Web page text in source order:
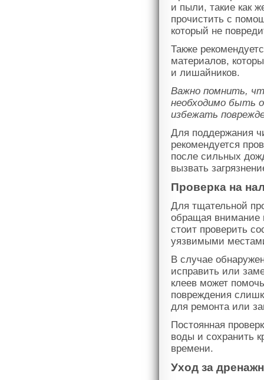
и пыли, такие как
прочистить с
который не
Также
материалов,
и лишайников.
Важно помнить,
необходимо быть
избежать
Для поддержания
рекомендуется
после сильных
вызвать
Проверка на
Для тщательной
обращая внимание
стоит проверить
уязвимыми
В случае
исправить или
клеев может
повреждения
для ремонта или
Постоянная
воды и сохранить
времени.
Уход за